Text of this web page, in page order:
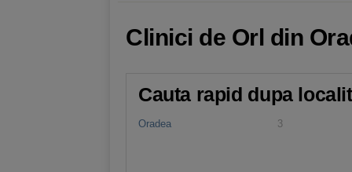
Clinici de Orl din
Cauta rapid dupa
Oradea 3